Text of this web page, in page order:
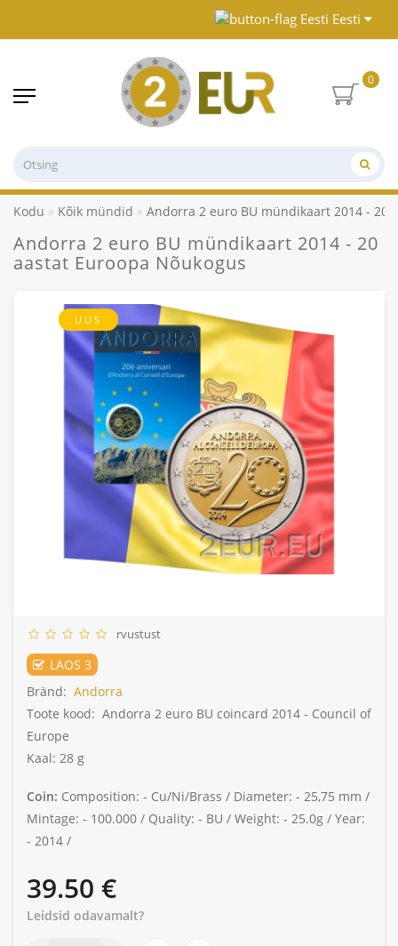
Eesti
0
Kodu Kõik mündid Andorra 2 euro BU mündikaart 2014 - 20
Andorra 2 euro BU mündikaart 2014 - 20
aastat Euroopa Nõukogus
UUS
rvustust
LAOS 3
Bränd: Andorra
Toote kood: Andorra 2 euro BU coincard 2014 - Council of
Europe
Kaal: 28 g
Coin: Composition: - Cu/Ni/Brass / Diameter: - 25,75 mm /
Mintage: - 100.000 / Quality: - BU / Weight: - 25.0g / Year:
- 2014 /
39.50 €
Leidsid odavamalt?